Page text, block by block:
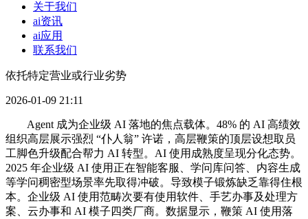
关于我们
ai资讯
ai应用
联系我们
依托特定营业或行业劣势
2026-01-09 21:11
Agent 成为企业级 AI 落地的焦点载体。48% 的 AI 高绩效
组织高层展示强烈 “仆人翁” 许诺，高层鞭策的顶层设想取员
工脚色升级配合帮力 AI 转型。AI 使用成熟度呈现分化态势。
2025 年企业级 AI 使用正在智能客服、学问库问答、内容生成
等学问稠密型场景率先取得冲破。导致模子锻炼缺乏靠得住根
本。企业级 AI 使用范畴次要有使用软件、手艺办事及处理方
案、云办事和 AI 模子四类厂商。数据显示，鞭策 AI 使用落